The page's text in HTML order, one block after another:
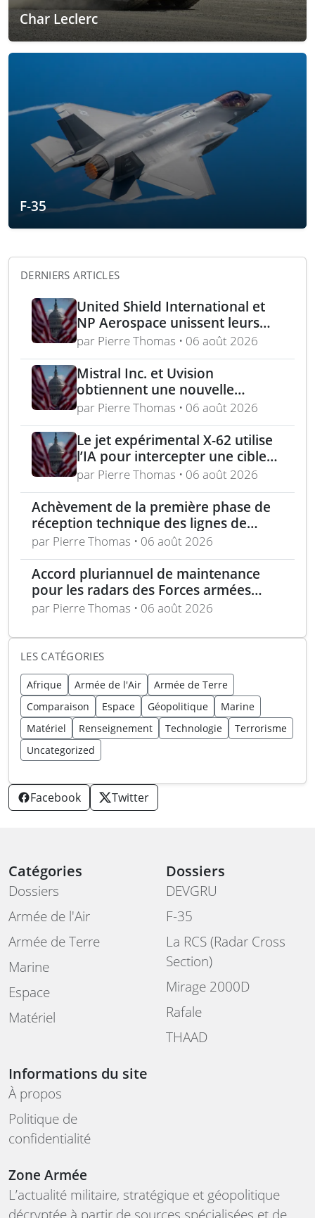
Char Leclerc
F-35
DERNIERS ARTICLES
United Shield International et
NP Aerospace unissent leurs
forces pour renforcer le soutien
aux équipes américaines de
déminage
par Pierre Thomas • 06 août 2026
Mistral Inc. et Uvision
obtiennent une nouvelle
commande pour le programme
US Army Lethal Unmanned
Systems
par Pierre Thomas • 06 août 2026
Le jet expérimental X-62 utilise
l’IA pour intercepter une cible
aérienne en conditions réelles
par Pierre Thomas • 06 août 2026
Achèvement de la première phase de
réception technique des lignes de
production d’armement gros calibre
par Pierre Thomas • 06 août 2026
Accord pluriannuel de maintenance
pour les radars des Forces armées
polonaises
par Pierre Thomas • 06 août 2026
LES CATÉGORIES
Afrique Armée de l'Air
Armée de Terre
Comparaison
Espace Géopolitique
Marine
Matériel
Renseignement Technologie
Terrorisme
Uncategorized
Facebook Twitter
Catégories
Dossiers
Armée de l'Air
Armée de Terre
Marine
Espace
Matériel
Dossiers
DEVGRU
F-35
La RCS (Radar Cross
Section)
Mirage 2000D
Rafale
THAAD
Informations du site
À propos
Politique de
confidentialité
Zone Armée
L’actualité militaire, stratégique et géopolitique
décryptée à partir de sources spécialisées et de